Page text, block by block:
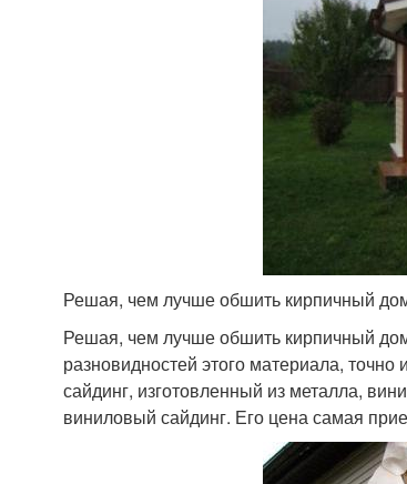
Решая, чем лучше обшить кирпичный
Решая, чем лучше обшить кирпичный
разновидностей этого материала,
сайдинг, изготовленный из металла,
виниловый сайдинг. Его цена самая